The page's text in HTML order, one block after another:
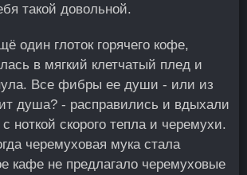
такой довольной.
один глоток горячего кофе,
в мягкий клетчатый плед и
Все фибры ее души - или из
душа? - расправились и вдыхали
ноткой скорого тепла и черемухи.
черемуховая мука стала
кафе не предлагало черемуховые